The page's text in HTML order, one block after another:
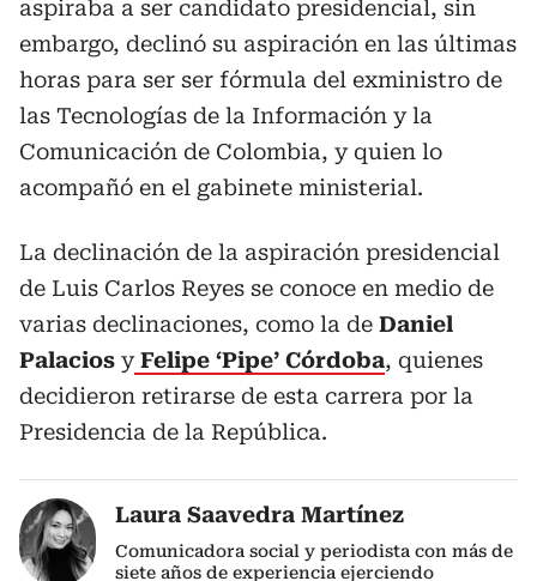
aspiraba a ser candidato presidencial, sin
embargo, declinó su aspiración en las últimas
horas para ser ser fórmula del exministro de
las Tecnologías de la Información y la
Comunicación de Colombia, y quien lo
acompañó en el gabinete ministerial.
La declinación de la aspiración presidencial
de Luis Carlos Reyes se conoce en medio de
varias declinaciones, como la de Daniel
Palacios yFelipe ‘Pipe’ Córdoba, quienes
decidieron retirarse de esta carrera por la
Presidencia de la República.
Laura Saavedra Martínez
Comunicadora social y periodista con más de
siete años de experiencia ejerciendo